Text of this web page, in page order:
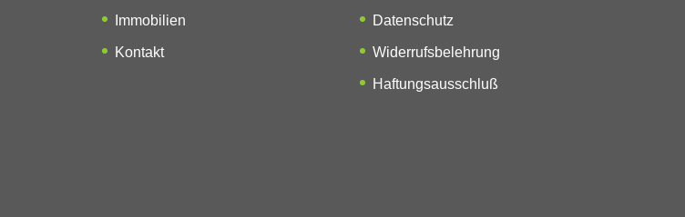
Immobilien
Kontakt
Datenschutz
Widerrufsbelehrung
Haftungsausschluß